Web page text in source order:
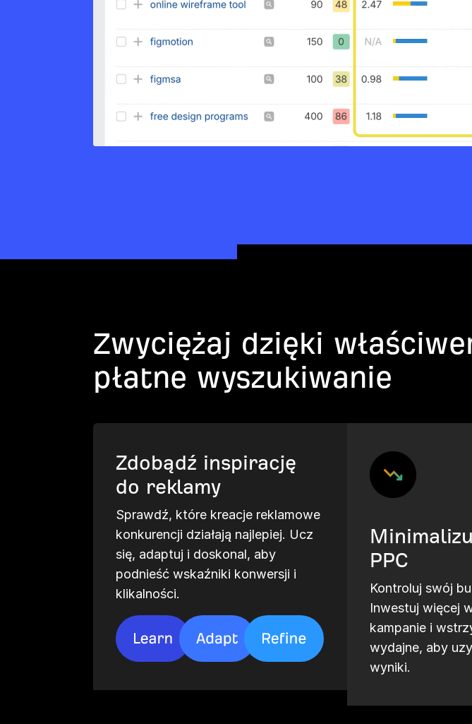
Zwyciężaj dzięki
płatne wyszukiwanie
Zdobądź inspirację
do reklamy
Sprawdź, które kreacje reklamowe
konkurencji działają najlepiej. Ucz
się, adaptuj i doskonal, aby
podnieść wskaźniki konwersji i
klikalności.
PPC
Kontroluj swój
Inwestuj więcej
kampanie i
wydajne, aby
wyniki.